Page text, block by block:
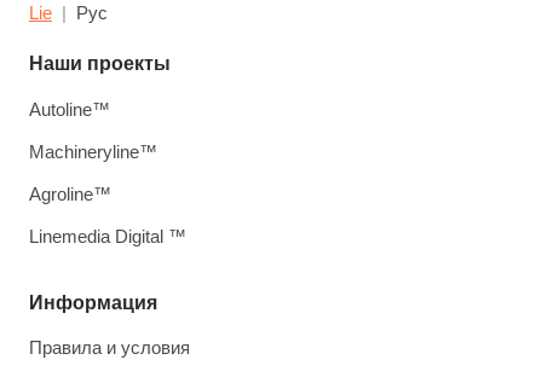
Lie Рус
Информация
Правила и условия
Наши проекты
Autoline™
Machineryline™
Agroline™
Linemedia Digital ™